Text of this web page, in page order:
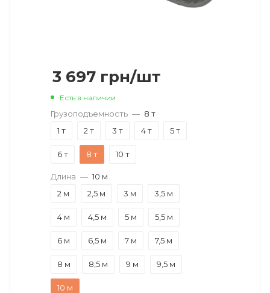
3 697 грн/шт
Есть в наличии
Грузоподъемность — 8 т
1 т
2 т 3 т 4 т 5 т
6 т 8 т 10 т
Длина — 10 м
2 м
2,5 м 3 м 3,5 м
4 м 4,5 м 5 м 5,5 м
6 м 6,5 м 7 м 7,5 м
8 м 8,5 м 9 м 9,5 м
10 м